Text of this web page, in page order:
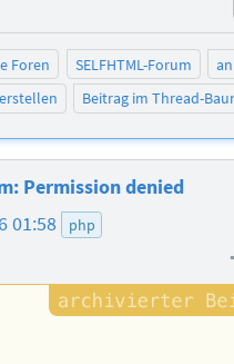
Foren SELFHTML-Forum
Beitrag im Thread-
Permission denied
01:58 php